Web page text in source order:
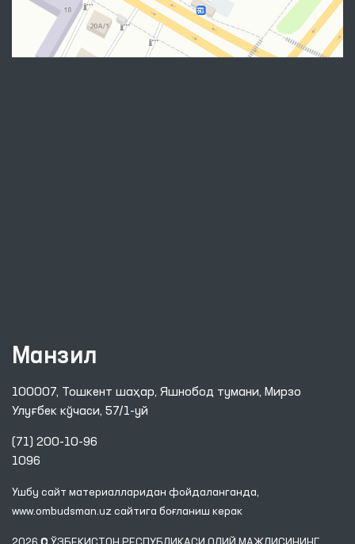
Манзил
100007, Тошкент шаҳар, Яшнобод тумани, Мирзо
Улуғбек кўчаси, 57/1-уй
(71) 200-10-96
1096
Ушбу сайт материалларидан фойдаланганда,
www.ombudsman.uz сайтига боғланиш керак